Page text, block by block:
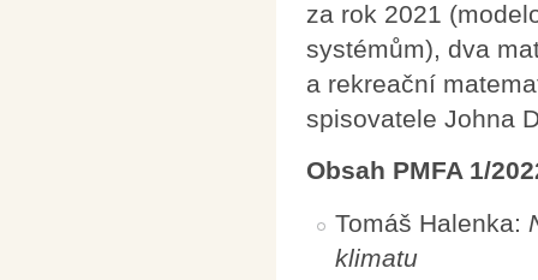
za rok 2021
systémům), dva
a rekreační
spisovatele Johna
Obsah PMFA 1/
Tomáš Halenka:
klimatu